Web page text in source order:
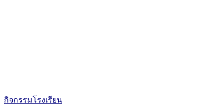
กิจกรรมโรงเรียน